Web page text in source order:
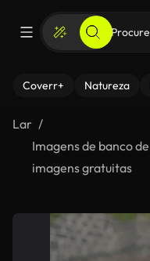
Coverr+ Natureza
Lar
Imagens de banco de
imagens gratuitas